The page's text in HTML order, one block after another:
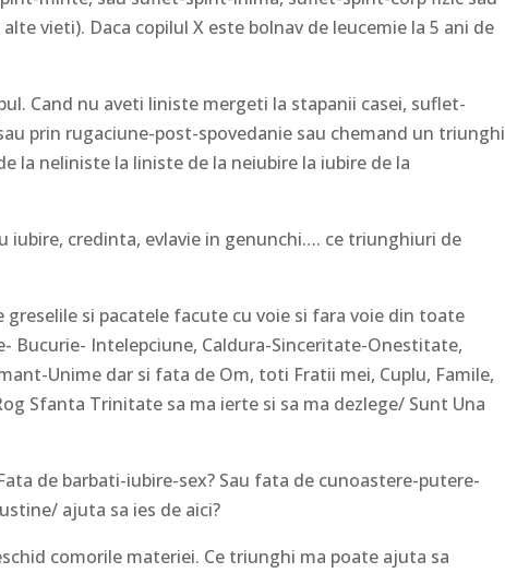
vieti). Daca copilul X este bolnav de leucemie la 5 ani de
Cand nu aveti liniste mergeti la stapanii casei, suflet-
prin rugaciune-post-spovedanie sau chemand un triunghi
la neliniste la liniste de la neiubire la iubire de la
credinta, evlavie in genunchi…. ce triunghiuri de
si pacatele facute cu voie si fara voie din toate
Bucurie- Intelepciune, Caldura-Sinceritate-Onestitate,
Unime dar si fata de Om, toti Fratii mei, Cuplu, Famile,
Sfanta Trinitate sa ma ierte si sa ma dezlege/ Sunt Una
barbati-iubire-sex? Sau fata de cunoastere-putere-
ajuta sa ies de aici?
comorile materiei. Ce triunghi ma poate ajuta sa